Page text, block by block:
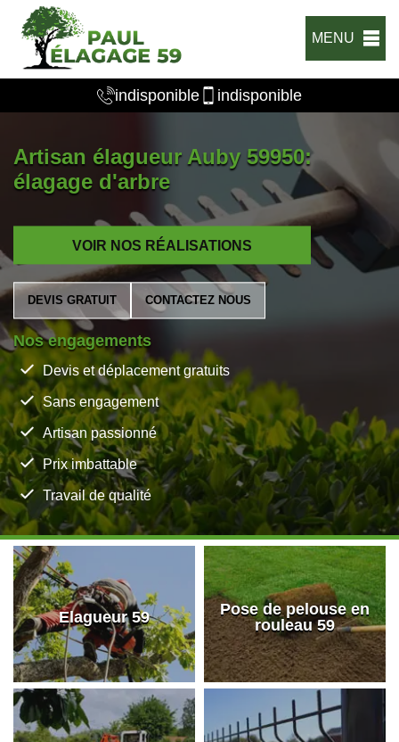
MENU
indisponible indisponible
Artisan élagueur Auby 59950:
élagage d'arbre
VOIR NOS RÉALISATIONS
DEVIS GRATUIT CONTACTEZ NOUS
Nos engagements
Devis et déplacement gratuits
Sans engagement
Artisan passionné
Prix imbattable
Travail de qualité
Elagueur 59
Pose de pelouse en
rouleau 59